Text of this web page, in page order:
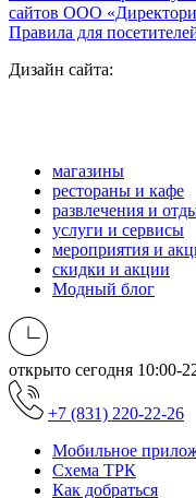
сайтов ООО
Правила для
Дизайн сайта:
магазины
рестораны и кафе
развлечения и
услуги и сервисы
мероприятия и
скидки и акции
Модный блог
открыто сегодня 10:00-
+7 (831) 220-22-26
Мобильное
Схема ТРК
Как добраться